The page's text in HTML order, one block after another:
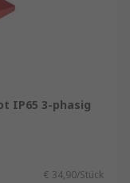
IP65 3-phasig
€ 34,90/Stück